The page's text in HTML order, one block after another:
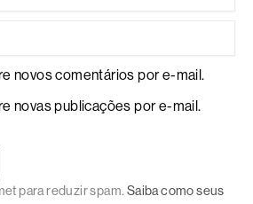
novos comentários por e-mail.
novas publicações por e-mail.
para reduzir spam. Saiba como seus